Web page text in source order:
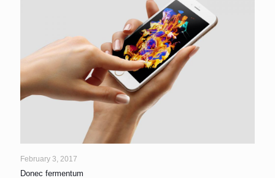
February 3, 2017
Donec fermentum